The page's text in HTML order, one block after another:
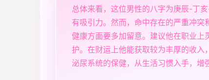
总体来看，这位男性的八字为庚辰-丁
有吸引力。然而，命中存在的严重冲
健康方面要多加留意。建议他在职业
护。在财运上他能获取较为丰厚的收
泌尿系统的保健，从生活习惯入手，增